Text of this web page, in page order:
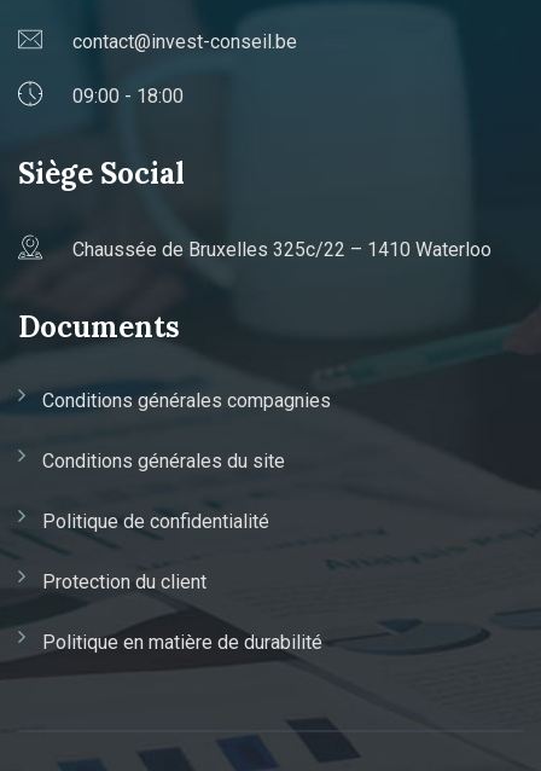
contact@invest-conseil.be
09:00 - 18:00
Siège Social
Chaussée de Bruxelles 325c/22 – 1410 Waterloo
Documents
Conditions générales compagnies
Conditions générales du site
Politique de confidentialité
Protection du client
Politique en matière de durabilité